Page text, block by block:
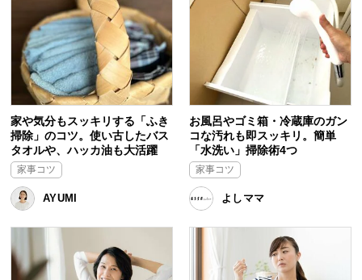
家や気分もスッキリする「ふき
掃除」のコツ。使い古したバス
タオルや、ハッカ油も大活躍
家事コツ
AYUMI
お風呂やゴミ箱・冷蔵庫のガン
コな汚れも即スッキリ。簡単
「水洗い」掃除術4つ
家事コツ
よしママ